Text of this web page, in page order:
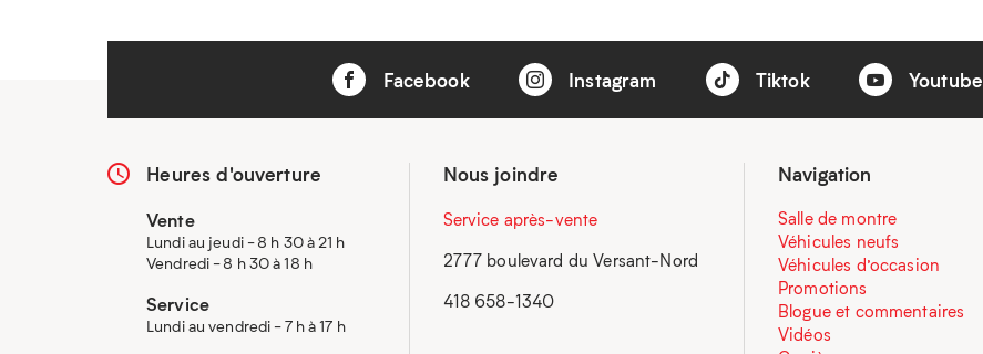
Facebook Instagram Tiktok Youtube
Heures d'ouverture
Vente
Lundi au jeudi - 8 h 30 à 21 h
Vendredi - 8 h 30 à 18 h
Service
Lundi au vendredi - 7 h à 17 h
Nous joindre
Service après-vente
2777 boulevard du Versant-Nord
418 658-1340
Navigation
Salle de montre
Véhicules neufs
Véhicules d’occasion
Promotions
Blogue et commentaires
Vidéos